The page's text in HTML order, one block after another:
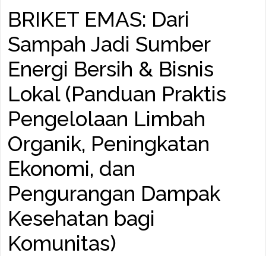
BRIKET EMAS: Dari
Sampah Jadi Sumber
Energi Bersih & Bisnis
Lokal (Panduan Praktis
Pengelolaan Limbah
Organik, Peningkatan
Ekonomi, dan
Pengurangan Dampak
Kesehatan bagi
Komunitas)